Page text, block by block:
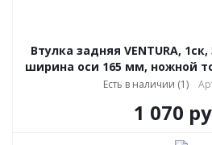
Втулка задняя VENTURA,
ширина оси 165 мм, ножной
Есть в наличии (1)
1 070